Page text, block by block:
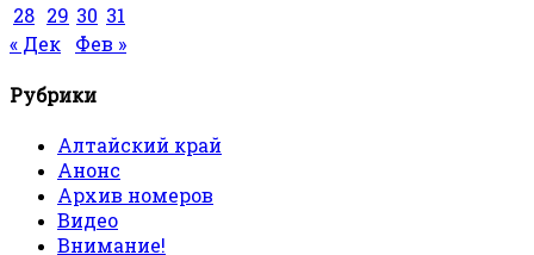
28 29 30 31
« Дек
Фев »
Рубрики
Алтайский край
Анонс
Архив номеров
Видео
Внимание!